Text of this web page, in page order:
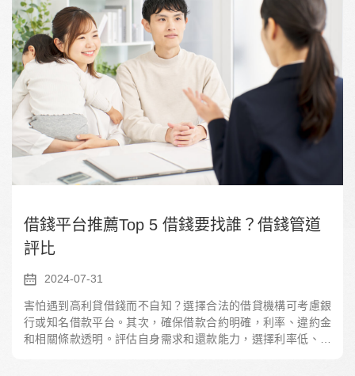
借錢平台推薦Top 5 借錢要找誰？借錢管道
評比
2024-07-31
害怕遇到高利貸借錢而不自知？選擇合法的借貸機構可考慮銀
行或知名借款平台。其次，確保借款合約明確，利率、違約金
和相關條款透明。評估自身需求和還款能力，選擇利率低、放